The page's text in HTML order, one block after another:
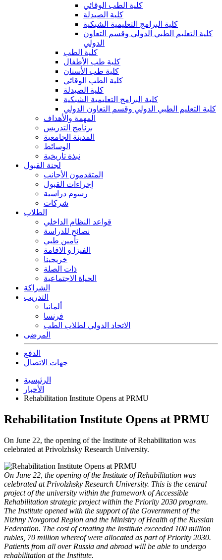
كلية الطب الوقائي
كلية الصيدلة
كلية البرامج التعليمية الشبكية
كلية التعليم الطبي الدولي وقسم التعاون
الدولي
كلية الطب
كلية طب الأطفال
كلية طب الأسنان
كلية الطب الوقائي
كلية الصيدلة
كلية البرامج التعليمية الشبكية
كلية التعليم الطبي الدولي وقسم التعاون الدولي
المهمة والأهداف
برنامج التدريس
المدينة الجامعية
الوسائط
نبذة تاريخية
لجنة القبول
المتقدمون الأجانب
إجراءات القبول
رسوم دراسية
شركات
الطلاب
قواعد النظام الداخلي
نصائح للدراسة
تأمين طبي
الفيزا و الاقامة
خريجينا
ذات الصلة
الحياة الاجتماعية
الشراكة
التدريب
ألمانيا
فرنسا
الاتحاد الدولي لطلاب الطب
المرضى
الدفع
جهات الاتصال
الرئيسية
الأخبار
Rehabilitation Institute Opens at PRMU
Rehabilitation Institute Opens at PRMU
On June 22, the opening of the Institute of Rehabilitation was
celebrated at Privolzhsky Research University.
On June 22, the opening of the Institute of Rehabilitation was
celebrated at Privolzhsky Research University. This is the central
project of the university within the framework of Accessible
Rehabilitation strategic project within the Priority 2030 program.
The Institute opened with the support of the Government of the
Nizhny Novgorod Region and the Ministry of Health of the Russian
Federation. The cost of creating the Institute exceeded 100 million
rubles, 70 million whereof were allocated as part of Priority 2030.
Patients from all over Russia and abroad will be able to undergo
rehabilitation at the Institute.